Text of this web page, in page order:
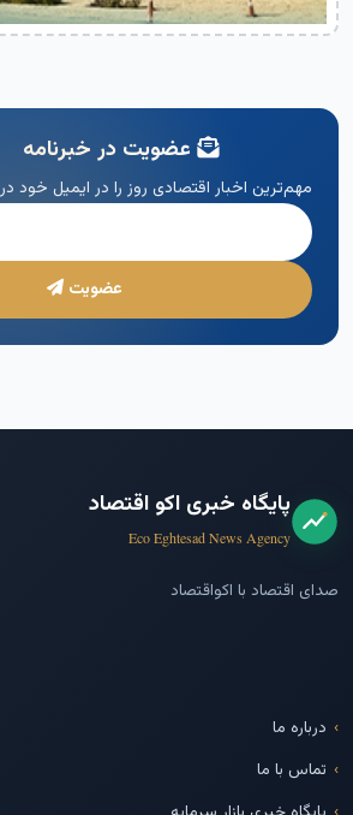
عضویت در خبرنامه
مهم‌ترین اخبار اقتصادی روز را در ایمیل خود
عضویت
پایگاه خبری اکو اقتصاد
Eco Eghtesad News Agency
صدای اقتصاد با اکواقتصاد
درباره ما
تماس با ما